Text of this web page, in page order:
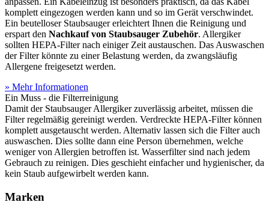
komplett eingezogen werden kann und so im Gerät verschwindet.
Ein beutelloser Staubsauger erleichtert Ihnen die Reinigung und
erspart den Nachkauf von Staubsauger Zubehör. Allergiker
sollten HEPA-Filter nach einiger Zeit austauschen. Das Auswaschen
der Filter könnte zu einer Belastung werden, da zwangsläufig
Allergene freigesetzt werden.
» Mehr Informationen
Ein Muss - die Filterreinigung
Damit der Staubsauger Allergiker zuverlässig arbeitet, müssen die
Filter regelmäßig gereinigt werden. Verdreckte HEPA-Filter können
komplett ausgetauscht werden. Alternativ lassen sich die Filter auch
auswaschen. Dies sollte dann eine Person übernehmen, welche
weniger von Allergien betroffen ist. Wasserfilter sind nach jedem
Gebrauch zu reinigen. Dies geschieht einfacher und hygienischer, da
kein Staub aufgewirbelt werden kann.
Marken